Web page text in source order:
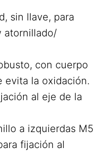
sin llave, para
atornillado/
con cuerpo
evita la oxidación.
al eje de la
a izquierdas M5
fijación al